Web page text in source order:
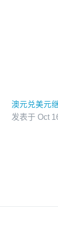
澳元兑美元
发表于 Oct